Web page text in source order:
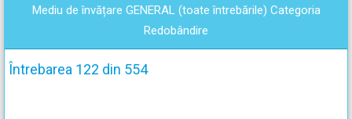
0
Mediu de învățare GENERAL (toate întrebările) Categoria
Redobândire
Întrebarea 122 din 554